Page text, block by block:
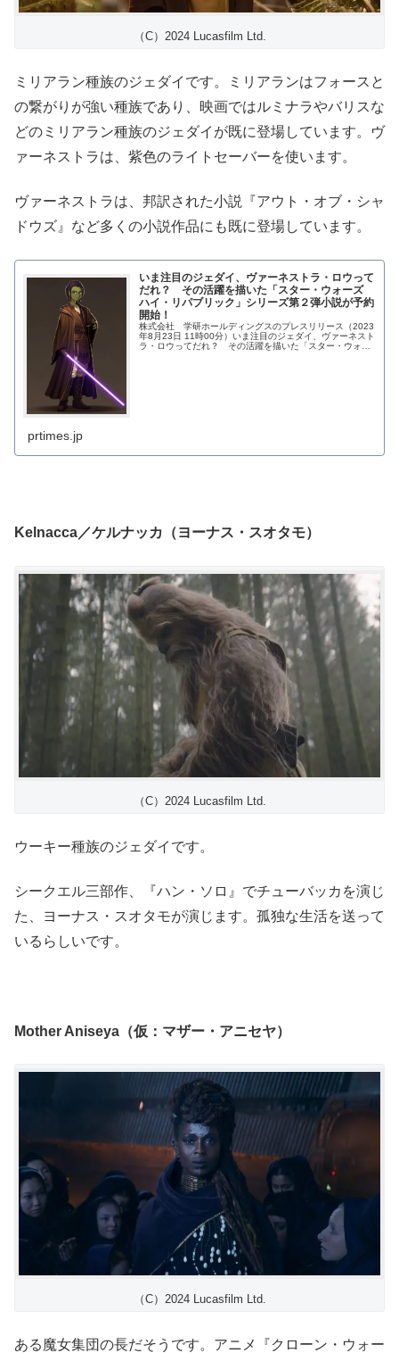
（C）2024 Lucasfilm Ltd.
ミリアラン種族のジェダイです。ミリアランはフォースと
の繋がりが強い種族であり、映画ではルミナラやバリスな
どのミリアラン種族のジェダイが既に登場しています。ヴ
ァーネストラは、紫色のライトセーバーを使います。
ヴァーネストラは、邦訳された小説『アウト・オブ・シャ
ドウズ』など多くの小説作品にも既に登場しています。
いま注目のジェダイ、ヴァーネストラ・ロウって
だれ？ その活躍を描いた「スター・ウォーズ
ハイ・リパブリック」シリーズ第２弾小説が予約
開始！
株式会社 学研ホールディングスのプレスリリース（2023
年8月23日 11時00分）いま注目のジェダイ、ヴァーネスト
ラ・ロウってだれ？ その活躍を描いた「スター・ウォー
prtimes.jp
Kelnacca／ケルナッカ（ヨーナス・スオタモ）
（C）2024 Lucasfilm Ltd.
ウーキー種族のジェダイです。
シークエル三部作、『ハン・ソロ』でチューバッカを演じ
た、ヨーナス・スオタモが演じます。孤独な生活を送って
いるらしいです。
Mother Aniseya（仮：マザー・アニセヤ）
（C）2024 Lucasfilm Ltd.
ある魔女集団の長だそうです。アニメ『クローン・ウォー